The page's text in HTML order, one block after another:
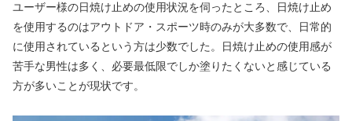
ユーザー様の日焼け止めの使用状況を伺ったところ、日焼け止め
を使用するのはアウトドア・スポーツ時のみが大多数で、日常的
に使用されているという方は少数でした。日焼け止めの使用感が
苦手な男性は多く、必要最低限でしか塗りたくないと感じている
方が多いことが現状です。